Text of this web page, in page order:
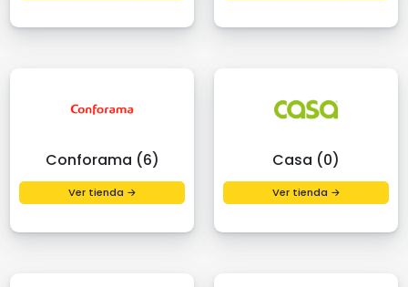
Conforama (6)
Ver tienda →
Casa (0)
Ver tienda →